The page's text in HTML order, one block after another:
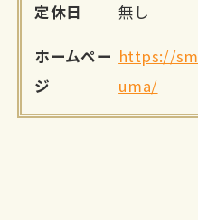
定休日 無し
ホームペー
ジ
https://
uma/